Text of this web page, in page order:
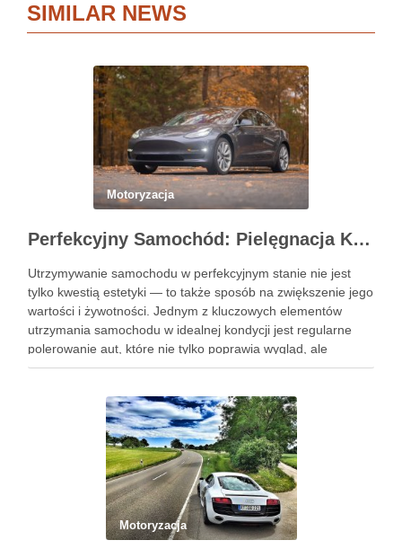
SIMILAR NEWS
Motoryzacja
Perfekcyjny Samochód: Pielęgnacja Krok po Kroku
Utrzymywanie samochodu w perfekcyjnym stanie nie jest
tylko kwestią estetyki — to także sposób na zwiększenie jego
wartości i żywotności. Jednym z kluczowych elementów
utrzymania samochodu w idealnej kondycji jest regularne
polerowanie aut, które nie tylko poprawia wygląd, ale
również chroni lakier. Poniżej znajdziesz kompleksowy
Motoryzacja